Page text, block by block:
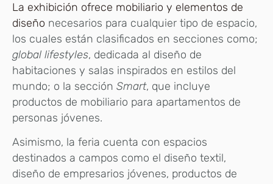
La exhibición ofrece mobiliario y elementos de
diseño necesarios para cualquier tipo de espacio,
los cuales están clasificados en secciones como;
global lifestyles, dedicada al diseño de
habitaciones y salas inspirados en estilos del
mundo; o la sección Smart, que incluye
productos de mobiliario para apartamentos de
personas jóvenes.
Asimismo, la feria cuenta con espacios
destinados a campos como el diseño textil,
diseño de empresarios jóvenes, productos de